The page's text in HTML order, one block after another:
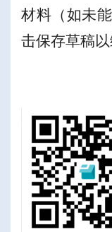
材料（如未
击保存草稿以